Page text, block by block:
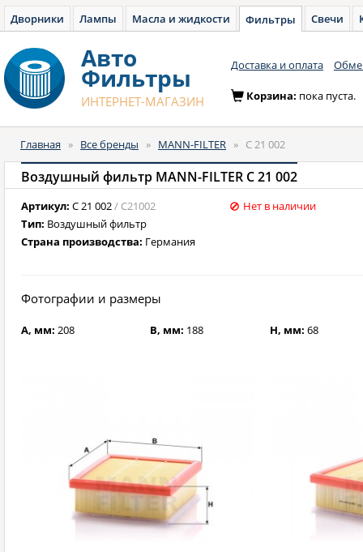
Дворники Лампы Масла и жидкости Фильтры Свечи
Авто
Фильтры
ИНТЕРНЕТ-МАГАЗИН
Доставка и оплата
Корзина: пока пуста.
Главная » Все бренды » MANN-FILTER » C 21 002
Воздушный фильтр MANN-FILTER C 21 002
Артикул: C 21 002/ C21002
Тип: Воздушный фильтр
Страна производства: Германия
Нет в наличии
Фотографии и размеры
A, мм: 208 B, мм: 188 H, мм:68